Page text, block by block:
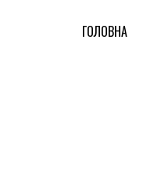
ГОЛОВНА